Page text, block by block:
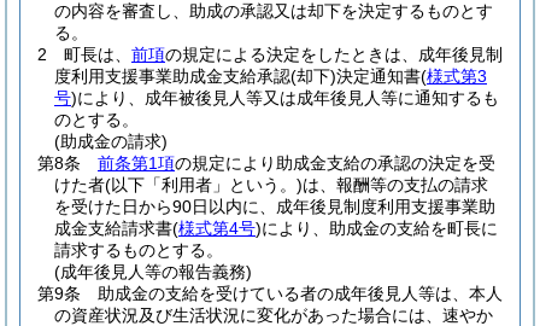
の内容を審査し、助成の承認又は却下を決定するものとす
る。
2
町長は、 前項の規定による決定をしたときは、成年後見制
度利用支援事業助成金支給承認(却下)決定通知書(様式第3
号)により、成年被後見人等又は成年後見人等に通知するも
のとする。
(助成金の請求)
第8条
前条第1項の規定により助成金支給の承認の決定を受
けた者(以下「利用者」という。)は、報酬等の支払の請求
を受けた日から90日以内に、成年後見制度利用支援事業助
成金支給請求書(様式第4号)により、助成金の支給を町長に
請求するものとする。
(成年後見人等の報告義務)
第9条
助成金の支給を受けている者の成年後見人等は、本人
の資産状況及び生活状況に変化があった場合には、速やか